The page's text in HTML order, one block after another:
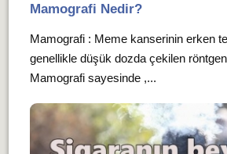
Mamografi Nedir?
Mamografi : Meme kanserinin erken
genellikle düşük dozda çekilen
Mamografi sayesinde ,...